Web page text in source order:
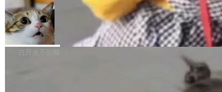
全球最大的开源 AI 平台，上面跑着上百万个模
型。谁在开源赛道上领先，...
nt。他最近在博客上写了一篇文章，核心论点很
简单：开发者工具必须开源。 理由不是传统的自
由软件情怀，而是一个跟 AI agent 直接相关的
技术判断。 两行 prompt 就能个性化任何软件 C
会变成一场开源 Agent 生态的路演。 8月1日，
DeepSeek Harness 团队负责人崔添翼（tiany
i）在 X 上发帖： 「如果你是 Agent Harness 相
关开源项目的开发者，希望参加 DeepSeek Har
ness 的内测，可以回复或私信联系我。请附上
局
商汤 SenseNova U1.5-Lite-Preview
开源
商汤科技宣布面向社区开源轻量级统一多模态模
型的预览版本 SenseNova U1.5-Lite-Preview。
白开水不加糖